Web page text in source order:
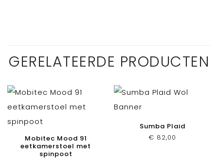
GERELATEERDE PRODUCTEN
Mobitec Mood 91
eetkamerstoel met
spinpoot
Sumba Plaid
€ 82,00